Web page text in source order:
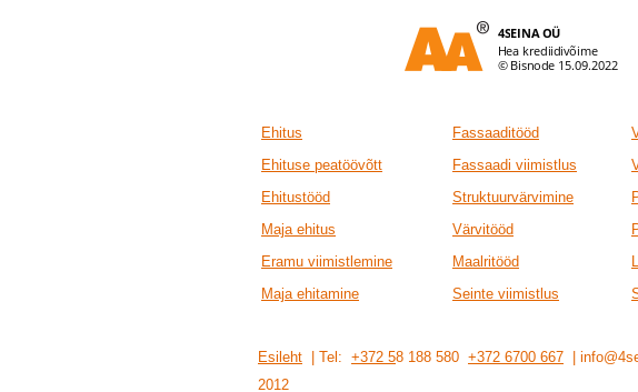
Ehitus Fassaaditööd
Ehituse peatöövõtt
Fassaadi viimistlus
Ehitustööd
Struktuurvärvimine
Maja ehitus
Värvitööd
Eramu viimistlemine
Maalritööd
Maja ehitamine
Seinte viimistlus
Esileht | Tel: +372 58 188 580 +372 6700 667 |
201 2